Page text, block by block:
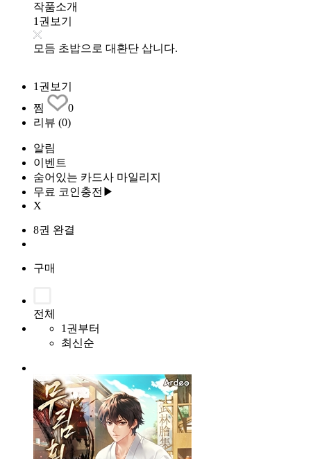
작품소개
1권보기
모듬 초밥으로 대환단 삽니다.
1권보기
찜
0
리뷰 (0)
알림
이벤트
숨어있는 카드사 마일리지
무료 코인충전▶
X
8권 완결
구매
전체
1권부터
최신순